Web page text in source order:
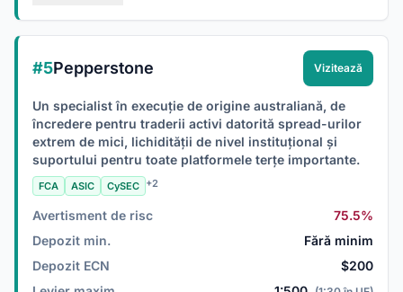
#5Pepperstone Vizitează
Un specialist în execuție de origine australiană, de
încredere pentru traderii activi datorită spread-urilor
extrem de mici, lichidității de nivel instituțional și
suportului pentru toate platformele terțe importante.
FCA ASIC CySEC +2
Avertisment de risc
75.5%
Depozit min.
Fără minim
Depozit ECN
$200